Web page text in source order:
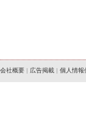
会社概要 | 広告掲載 | 個人情報